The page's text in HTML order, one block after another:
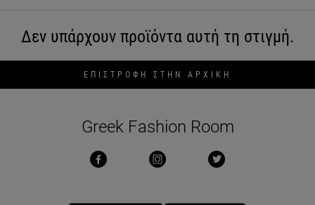
Δεν υπάρχουν προϊόντα αυτή τη στιγμή.
ΕΠΙΣΤΡΟΦΗ ΣΤΗΝ ΑΡΧΙΚΗ
Greek Fashion Room